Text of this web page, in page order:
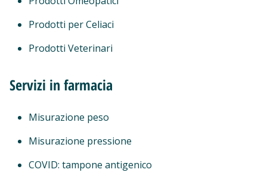
Prodotti per Celiaci
Prodotti Veterinari
Servizi in farmacia
Misurazione peso
Misurazione pressione
COVID: tampone antigenico